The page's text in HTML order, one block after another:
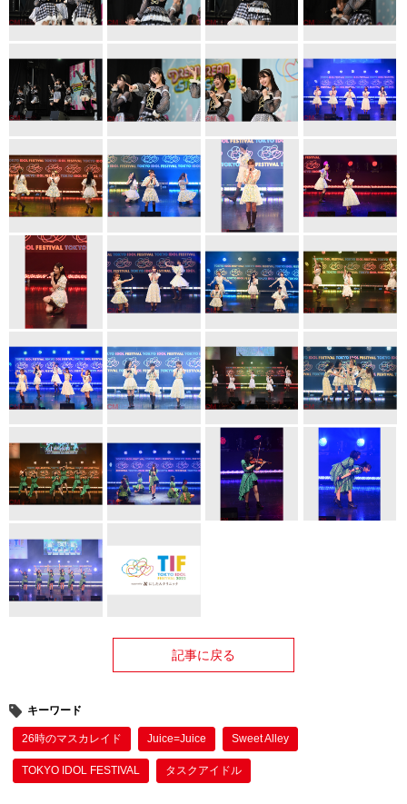
記事に戻る
キーワード
26時のマスカレイド Juice=Juice Sweet Alley
TOKYO IDOL FESTIVAL タスクアイドル